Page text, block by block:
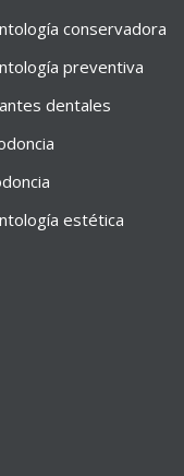
conservadora
preventiva
dentales
estética